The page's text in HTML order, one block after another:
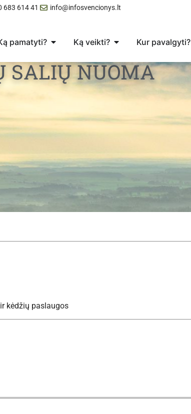
683 614 41 info@infosvencionys.lt
pamatyti? Ką veikti? Kur pavalgyti?
SALIŲ NUOMA
kėdžių paslaugos